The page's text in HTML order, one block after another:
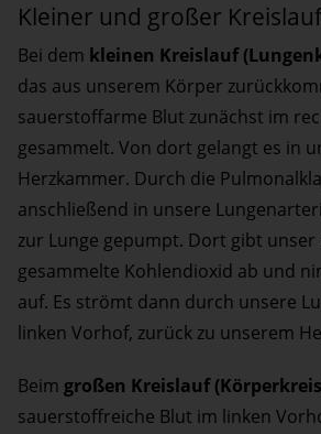
Kleiner und großer Kreislauf
Bei dem kleinen Kreislauf
das aus unserem Körper
sauerstoffarme Blut zunächst im
gesammelt. Von dort gelangt es in
Herzkammer. Durch die
anschließend in unsere
zur Lunge gepumpt. Dort gibt unser
gesammelte Kohlendioxid ab und
auf. Es strömt dann durch unsere
linken Vorhof, zurück zu unserem
Beim großen Kreislauf
sauerstoffreiche Blut im linken